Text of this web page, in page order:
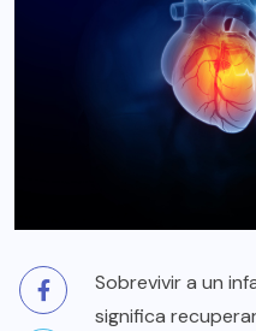
Sobrevivir a un
significa